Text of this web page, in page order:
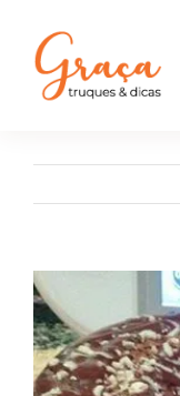
Receitas
Sobre
Loja